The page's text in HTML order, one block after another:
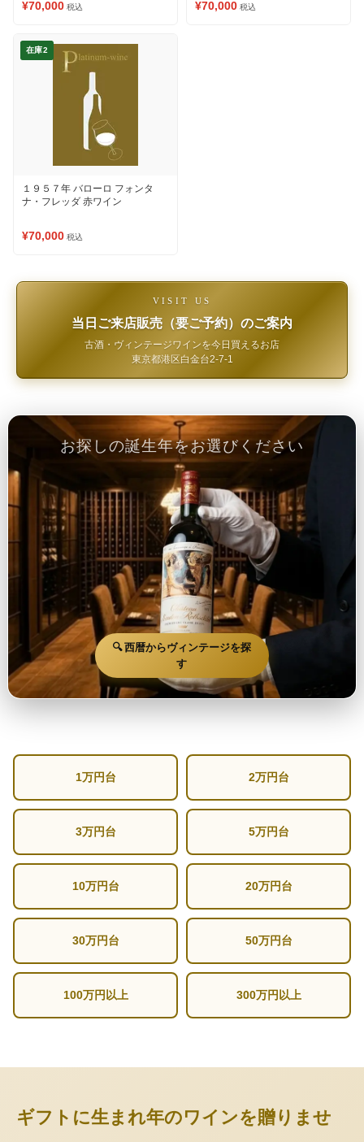
¥70,000 税込 ¥70,000 税込
在庫2
１９５７年 バローロ フォンタ
ナ・フレッダ 赤ワイン
¥70,000 税込
VISIT US
当日ご来店販売（要ご予約）のご案内
古酒・ヴィンテージワインを今日買えるお店
東京都港区白金台2-7-1
お探しの誕生年をお選びください
🔍 西暦からヴィンテージを探
す
1万円台 2万円台
3万円台 5万円台
10万円台 20万円台
30万円台 50万円台
100万円以上 300万円以上
ギフトに生まれ年のワインを贈りませ